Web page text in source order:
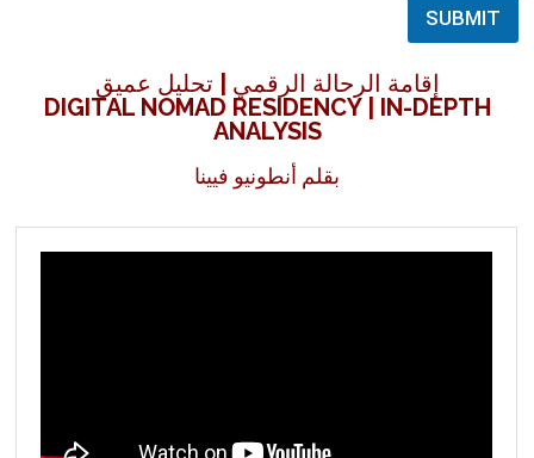
SUBMIT
إقامة الرحالة الرقمي | تحليل عميق
DIGITAL NOMAD RESIDENCY | IN-DEPTH
ANALYSIS
بقلم أنطونيو فيينا